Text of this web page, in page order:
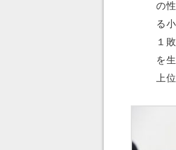
の
る
１
を
上